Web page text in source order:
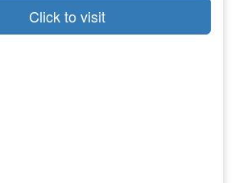
Click to visit